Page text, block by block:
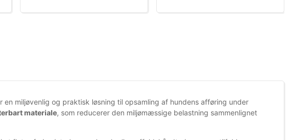
miljøvenlig og praktisk løsning til opsamling af hundens afføring under
materiale, som reducerer den miljømæssige belastning sammenlignet